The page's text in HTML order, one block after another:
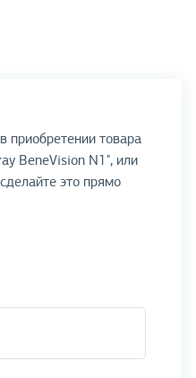
приобретении товара
BeneVision N1", или
это прямо